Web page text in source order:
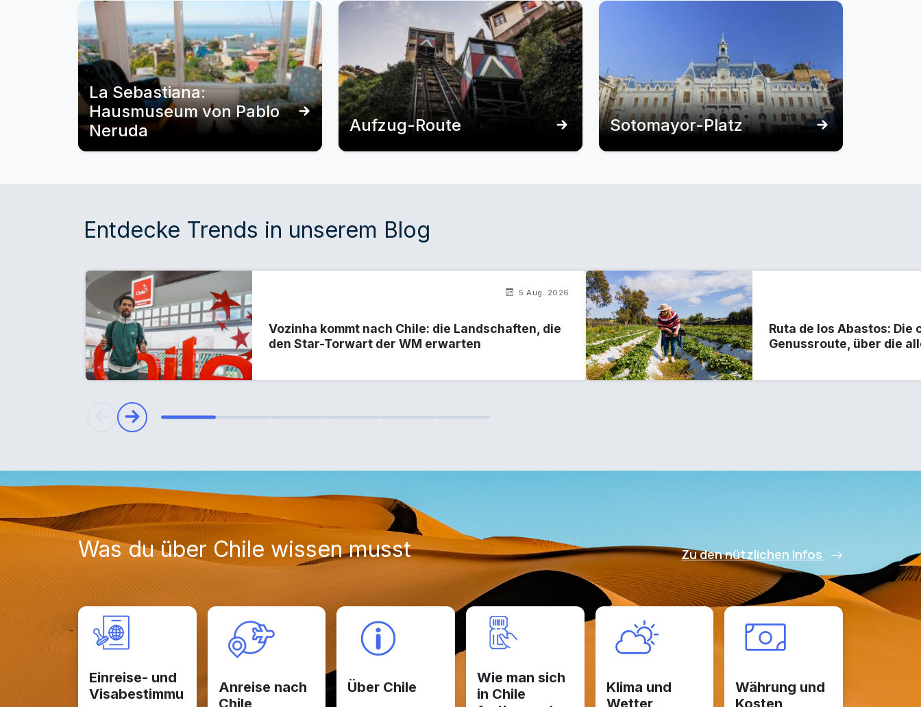
La Sebastiana:
Hausmuseum von Pablo
Neruda
Aufzug-Route Sotomayor-Platz
Entdecke Trends in unserem Blog
5 Aug. 2026
Vozinha kommt nach Chile: die Landschaften, die
den Star-Torwart der WM erwarten
Ruta de los Abastos: Die
Genussroute, über die
Was du über Chile wissen musst Zu den nützlichen Infos
Einreise- und
Visabestimmu
Anreise nach
Chile
Über Chile
Wie man sich
in Chile
Klima und
Wetter
Währung und
Kosten